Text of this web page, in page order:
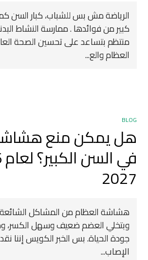
الرياضة مش بس للشباب، كبار السن
كبير من فوائدها . ممارسة النشاط
منتظم بتساعد على تحسين الصحة
العظام والع...
BLOG
هل يمكن منع
2027
هشاشة العظام من المشاكل الشائعة
وبتخلي العضم ضعيف وسهل الكسر،
جودة الحياة. بس الخبر الكويس إننا
الإصاب...